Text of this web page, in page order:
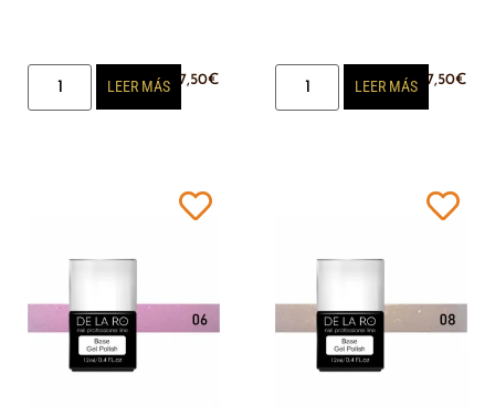
17,50€
LEER MÁS 17,50€
LEER MÁS